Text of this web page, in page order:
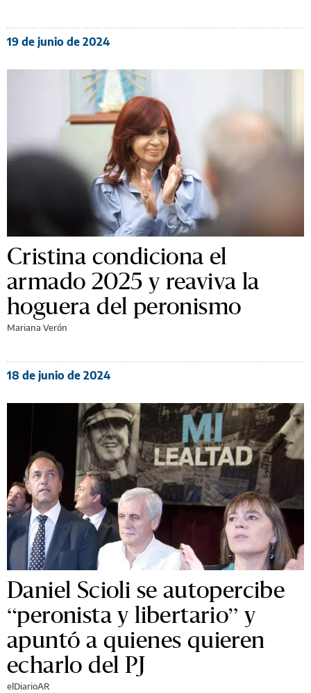
19 de junio de 2024
Cristina condiciona el
armado 2025 y reaviva la
hoguera del peronismo
Mariana Verón
18 de junio de 2024
Daniel Scioli se autopercibe
“peronista y libertario” y
apuntó a quienes quieren
echarlo del PJ
elDiarioAR